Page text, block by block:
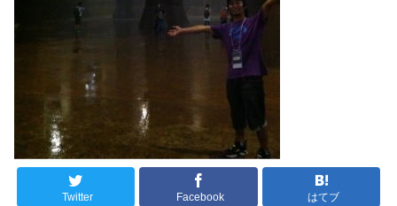
Twitter Facebook はてブ